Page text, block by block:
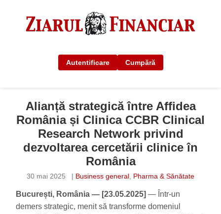
Autentificare Cumpără
Alianță strategică între Affidea
România și Clinica CCBR Clinical
Research Network privind
dezvoltarea cercetării clinice în
România
30 mai 2025 | Business general, Pharma & Sănătate
București, România — [23.05.2025] — Într-un
demers strategic, menit să transforme domeniul